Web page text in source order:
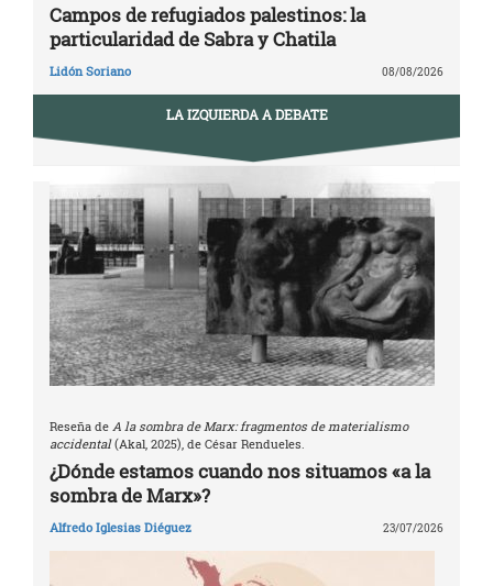
Campos de refugiados palestinos: la
particularidad de Sabra y Chatila
Lidón Soriano 08/08/2026
LA IZQUIERDA A DEBATE
Reseña de A la sombra de Marx: fragmentos de materialismo
accidental(Akal, 2025), de César Rendueles.
¿Dónde estamos cuando nos situamos «a la
sombra de Marx»?
Alfredo Iglesias Diéguez 23/07/2026